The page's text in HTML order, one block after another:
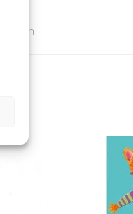
Spelen